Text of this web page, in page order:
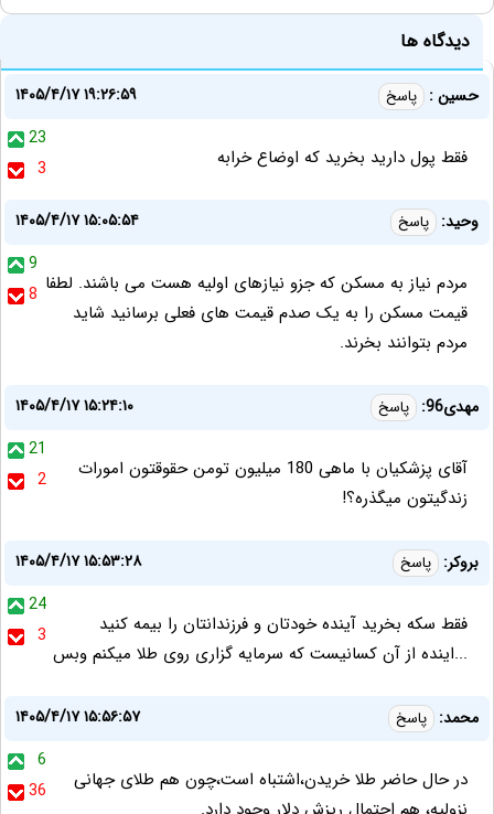
دیدگاه ها
حسین : پاسخ
۱۴۰۵/۴/۱۷ ۱۹:۲۶:۵۹
23
3
فقط پول دارید بخرید که اوضاع خرابه
وحید: پاسخ
۱۴۰۵/۴/۱۷ ۱۵:۰۵:۵۴
9
8 مردم نیاز به مسکن که جزو نیازهای اولیه هست می باشند. لطفا
قیمت مسکن را به یک صدم قیمت های فعلی برسانید شاید
مردم بتوانند بخرند.
مهدی96: پاسخ
۱۴۰۵/۴/۱۷ ۱۵:۲۴:۱۰
21
2
آقای پزشکیان با ماهی 180 میلیون تومن حقوقتون امورات
زندگیتون میگذره؟!
بروکر: پاسخ
۱۴۰۵/۴/۱۷ ۱۵:۵۳:۲۸
24
3
فقط سکه بخرید آینده خودتان و فرزندانتان را بیمه کنید
...اینده از آن کسانیست که سرمایه گزاری روی طلا میکنم وبس
محمد: پاسخ
۱۴۰۵/۴/۱۷ ۱۵:۵۶:۵۷
6
36
در حال حاضر طلا خریدن،اشتباه است،چون هم طلای جهانی